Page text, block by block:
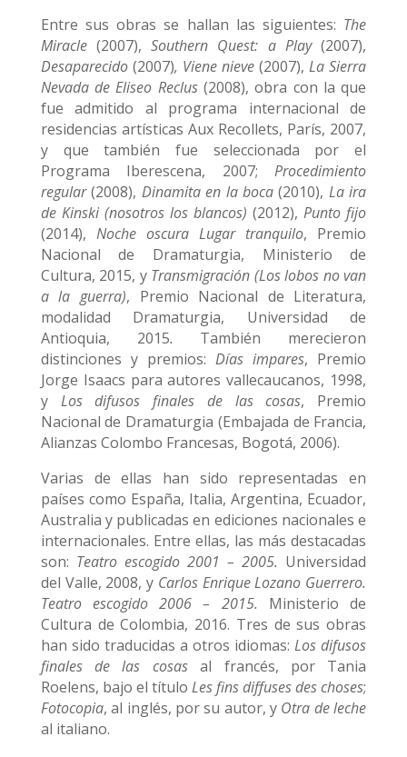
Entre sus obras se hallan las siguientes: The
Miracle(2007),Southern Quest: a Play(2007),
Desaparecido (2007), Viene nieve(2007),La Sierra
Nevada de Eliseo Reclus (2008), obra con la que
fue admitido al programa internacional de
residencias artísticas Aux Recollets, París, 2007,
y que también fue seleccionada por el
Programa Iberescena, 2007;Procedimiento
regular(2008), Dinamita en la boca(2010), La ira
de Kinski (nosotros los blancos)(2012),Punto fijo
(2014), Noche oscura Lugar tranquilo, Premio
Nacional de Dramaturgia, Ministerio de
Cultura, 2015, y Transmigración (Los lobos no van
a la guerra), Premio Nacional de Literatura,
modalidad Dramaturgia, Universidad de
Antioquia,
2015. También merecieron
distinciones y premios:Días impares, Premio
Jorge Isaacs para autores vallecaucanos, 1998,
y Los difusos finales de las cosas, Premio
Nacional de Dramaturgia (Embajada de Francia,
Alianzas Colombo Francesas, Bogotá, 2006).
Varias de ellas han sido representadas en
países como España, Italia, Argentina, Ecuador,
Australia y publicadas en ediciones nacionales e
internacionales. Entre ellas, las más destacadas
son: Teatro escogido 2001 – 2005. Universidad
del Valle, 2008, y Carlos Enrique Lozano Guerrero.
Teatro escogido 2006 – 2015. Ministerio de
Cultura de Colombia, 2016. Tres de sus obras
han sido traducidas a otros idiomas:Los difusos
finales de las cosasal francés, por Tania
Roelens, bajo el título Les fins diffuses des choses;
Fotocopia, al inglés, por su autor, y Otra de leche
al italiano.